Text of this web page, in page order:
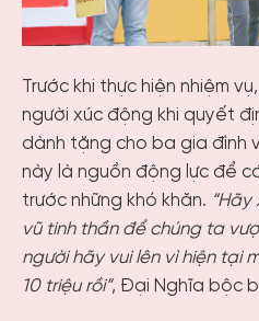
Trước khi thực hiện nhiệm
người xúc động khi quyết
dành tặng cho ba gia đình
này là nguồn động lực để
trước những khó khăn.
vũ tinh thần để chúng ta
người hãy vui lên vì hiện tại
10 triệu rồi”, Đại Nghĩa bộc